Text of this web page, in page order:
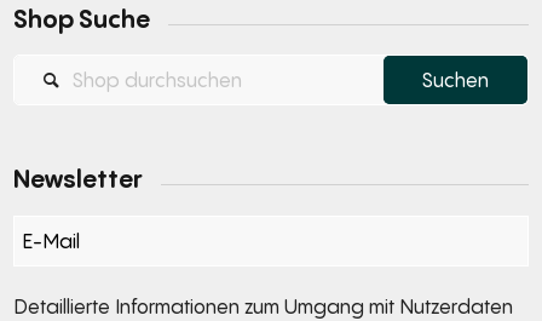
Shop Suche
Newsletter
Section
Detaillierte Informationen zum Umgang mit Nutzerdaten